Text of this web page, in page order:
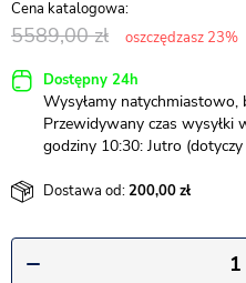
5589,00 oszczędzasz 23%
Dostępny 24h
Wysyłamy natychmiastowo,
Przewidywany czas wysyłki
godziny 10:30: Jutro
Dostawa od:200,00